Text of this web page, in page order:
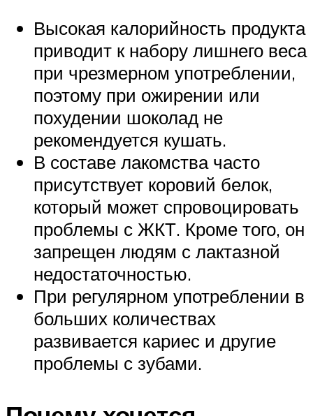
Высокая калорийность продукта
приводит к набору лишнего веса
при чрезмерном употреблении,
поэтому при ожирении или
похудении шоколад не
рекомендуется кушать.
В составе лакомства часто
присутствует коровий белок,
который может спровоцировать
проблемы с ЖКТ. Кроме того, он
запрещен людям с лактазной
недостаточностью.
При регулярном употреблении в
больших количествах
развивается кариес и другие
проблемы с зубами.